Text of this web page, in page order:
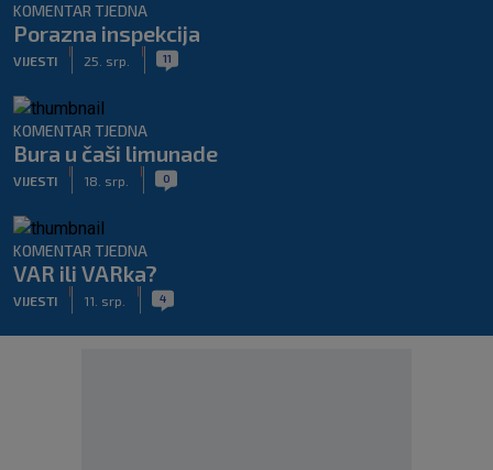
KOMENTAR TJEDNA
Porazna inspekcija
VIJESTI 25. srp. 11
KOMENTAR TJEDNA
Bura u čaši limunade
VIJESTI 18. srp. 0
KOMENTAR TJEDNA
VAR ili VARka?
VIJESTI 11. srp. 4